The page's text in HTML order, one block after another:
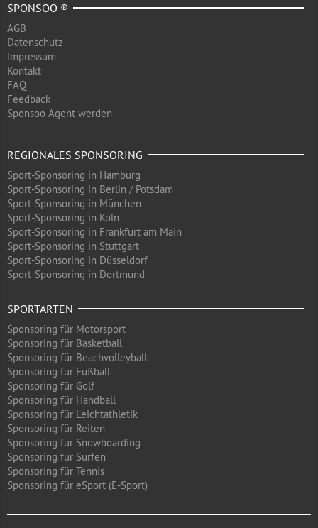
SPONSOO ®
AGB
Datenschutz
Impressum
Kontakt
FAQ
Feedback
Sponsoo Agent werden
REGIONALES SPONSORING
Sport-Sponsoring in Hamburg
Sport-Sponsoring in Berlin / Potsdam
Sport-Sponsoring in München
Sport-Sponsoring in Köln
Sport-Sponsoring in Frankfurt am Main
Sport-Sponsoring in Stuttgart
Sport-Sponsoring in Düsseldorf
Sport-Sponsoring in Dortmund
SPORTARTEN
Sponsoring für Motorsport
Sponsoring für Basketball
Sponsoring für Beachvolleyball
Sponsoring für Fußball
Sponsoring für Golf
Sponsoring für Handball
Sponsoring für Leichtathletik
Sponsoring für Reiten
Sponsoring für Snowboarding
Sponsoring für Surfen
Sponsoring für Tennis
Sponsoring für eSport (E-Sport)